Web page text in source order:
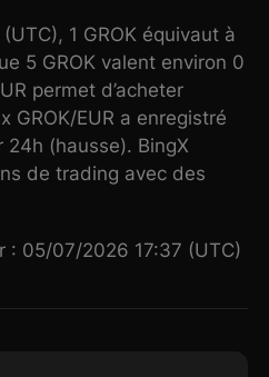
1 GROK équivaut à
5 GROK valent environ 0
permet d’acheter
GROK/EUR a enregistré
(hausse). BingX
de trading avec des
: 05/07/2026 17:37 (UTC)